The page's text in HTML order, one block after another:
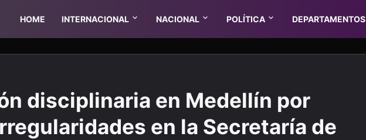
HOME INTERNACIONAL NACIONAL POLÍTICA DEPARTAMENTOS
disciplinaria en Medellín por
en la Secretaría de